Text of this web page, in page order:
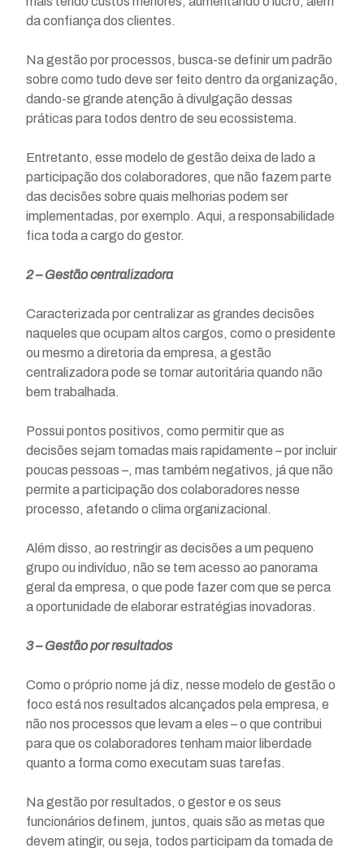
da confiança dos clientes.
Na gestão por processos, busca-se definir um padrão
sobre como tudo deve ser feito dentro da organização,
dando-se grande atenção à divulgação dessas
práticas para todos dentro de seu ecossistema.
Entretanto, esse modelo de gestão deixa de lado a
participação dos colaboradores, que não fazem parte
das decisões sobre quais melhorias podem ser
implementadas, por exemplo. Aqui, a responsabilidade
fica toda a cargo do gestor.
2 – Gestão centralizadora
Caracterizada por centralizar as grandes decisões
naqueles que ocupam altos cargos, como o presidente
ou mesmo a diretoria da empresa, a gestão
centralizadora pode se tornar autoritária quando não
bem trabalhada.
Possui pontos positivos, como permitir que as
decisões sejam tomadas mais rapidamente – por incluir
poucas pessoas –, mas também negativos, já que não
permite a participação dos colaboradores nesse
processo, afetando o clima organizacional.
Além disso, ao restringir as decisões a um pequeno
grupo ou indivíduo, não se tem acesso ao panorama
geral da empresa, o que pode fazer com que se perca
a oportunidade de elaborar estratégias inovadoras.
3 – Gestão por resultados
Como o próprio nome já diz, nesse modelo de gestão o
foco está nos resultados alcançados pela empresa, e
não nos processos que levam a eles – o que contribui
para que os colaboradores tenham maior liberdade
quanto a forma como executam suas tarefas.
Na gestão por resultados, o gestor e os seus
funcionários definem, juntos, quais são as metas que
devem atingir, ou seja, todos participam da tomada de